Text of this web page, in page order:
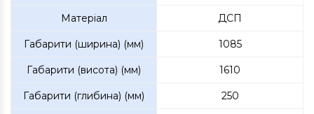
Матеріал ДСП
Габарити (ширина) (мм) 1085
Габарити (висота) (мм) 1610
Габарити (глибина) (мм) 250